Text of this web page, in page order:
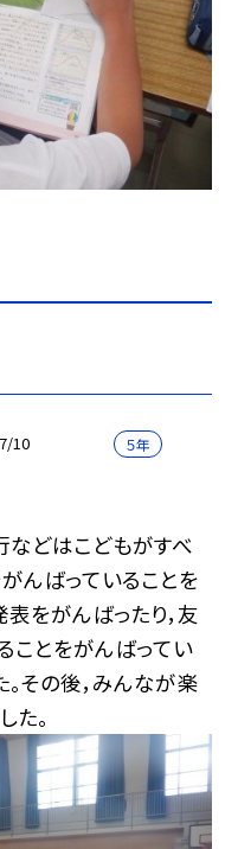
10 ５年
などはこどもがすべ
んばっていることを
をがんばったり，友
ことをがんばってい
その後，みんなが楽
た。